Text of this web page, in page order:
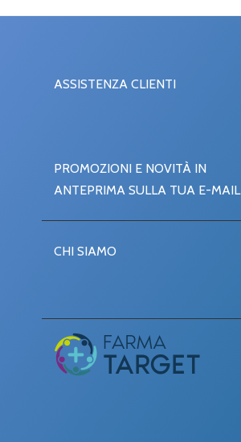
ASSISTENZA CLIENTI
PROMOZIONI E NOVITÀ IN
ANTEPRIMA SULLA TUA E-MAIL
CHI SIAMO